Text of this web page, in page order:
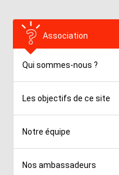
Association
Qui sommes-nous ?
Les objectifs de ce site
Notre équipe
Nos ambassadeurs